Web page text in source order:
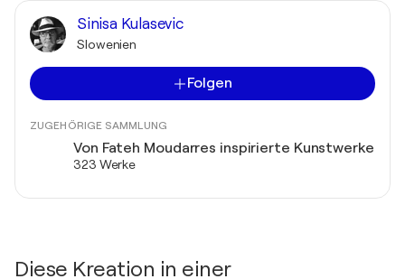
Sinisa Kulasevic
Slowenien
Folgen
ZUGEHÖRIGE SAMMLUNG
Von Fateh Moudarres inspirierte Kunstwerke
323 Werke
Diese Kreation in einer